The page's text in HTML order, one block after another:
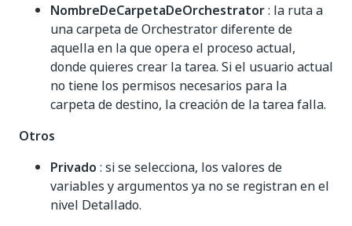
NombreDeCarpetaDeOrchestrator: la ruta a
una carpeta de Orchestrator diferente de
aquella en la que opera el proceso actual,
donde quieres crear la tarea. Si el usuario actual
no tiene los permisos necesarios para la
carpeta de destino, la creación de la tarea falla.
Otros
Privado : si se selecciona, los valores de
variables y argumentos ya no se registran en el
nivel Detallado.